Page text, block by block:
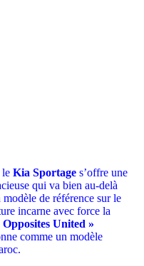
le Kia Sportage s’offre une
qui va bien au-delà
de référence sur le
incarne avec force la
Opposites United »
comme un modèle